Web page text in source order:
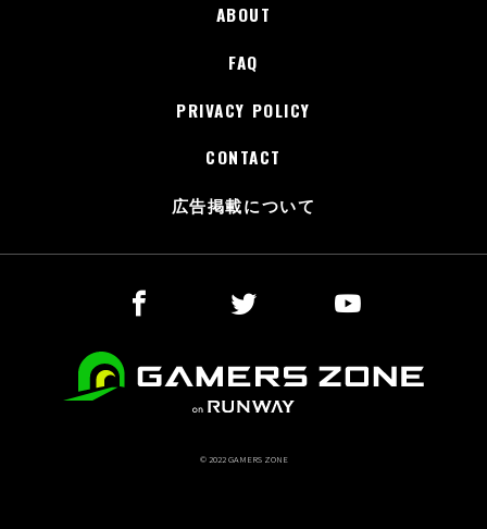
ABOUT
FAQ
PRIVACY POLICY
CONTACT
広告掲載について
© 2022 GAMERS ZONE